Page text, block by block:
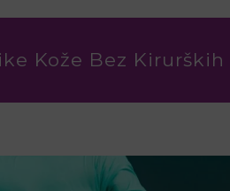
Kože Bez Kirurških